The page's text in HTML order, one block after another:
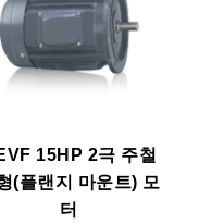
15HP 2극 주철
(플랜지 마운트) 모
터